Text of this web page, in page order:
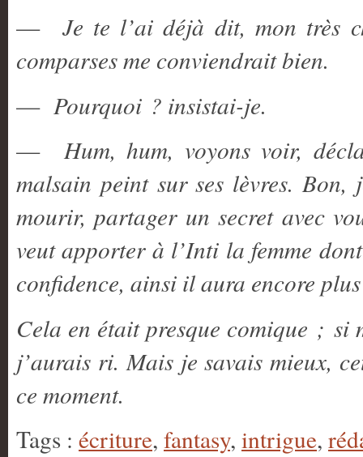
—
Je te l’ai déjà dit, mon très
comparses me conviendrait bien.
— Pourquoi ? insistai-je.
—
Hum, hum, voyons voir,
malsain peint sur ses lèvres.
mourir, partager un secret avec
veut apporter à l’Inti la femme
confidence, ainsi il aura encore
Cela en était presque comique ; si
j’aurais ri. Mais je savais mieux,
ce moment.
Tags : écriture, fantasy, intrigue,